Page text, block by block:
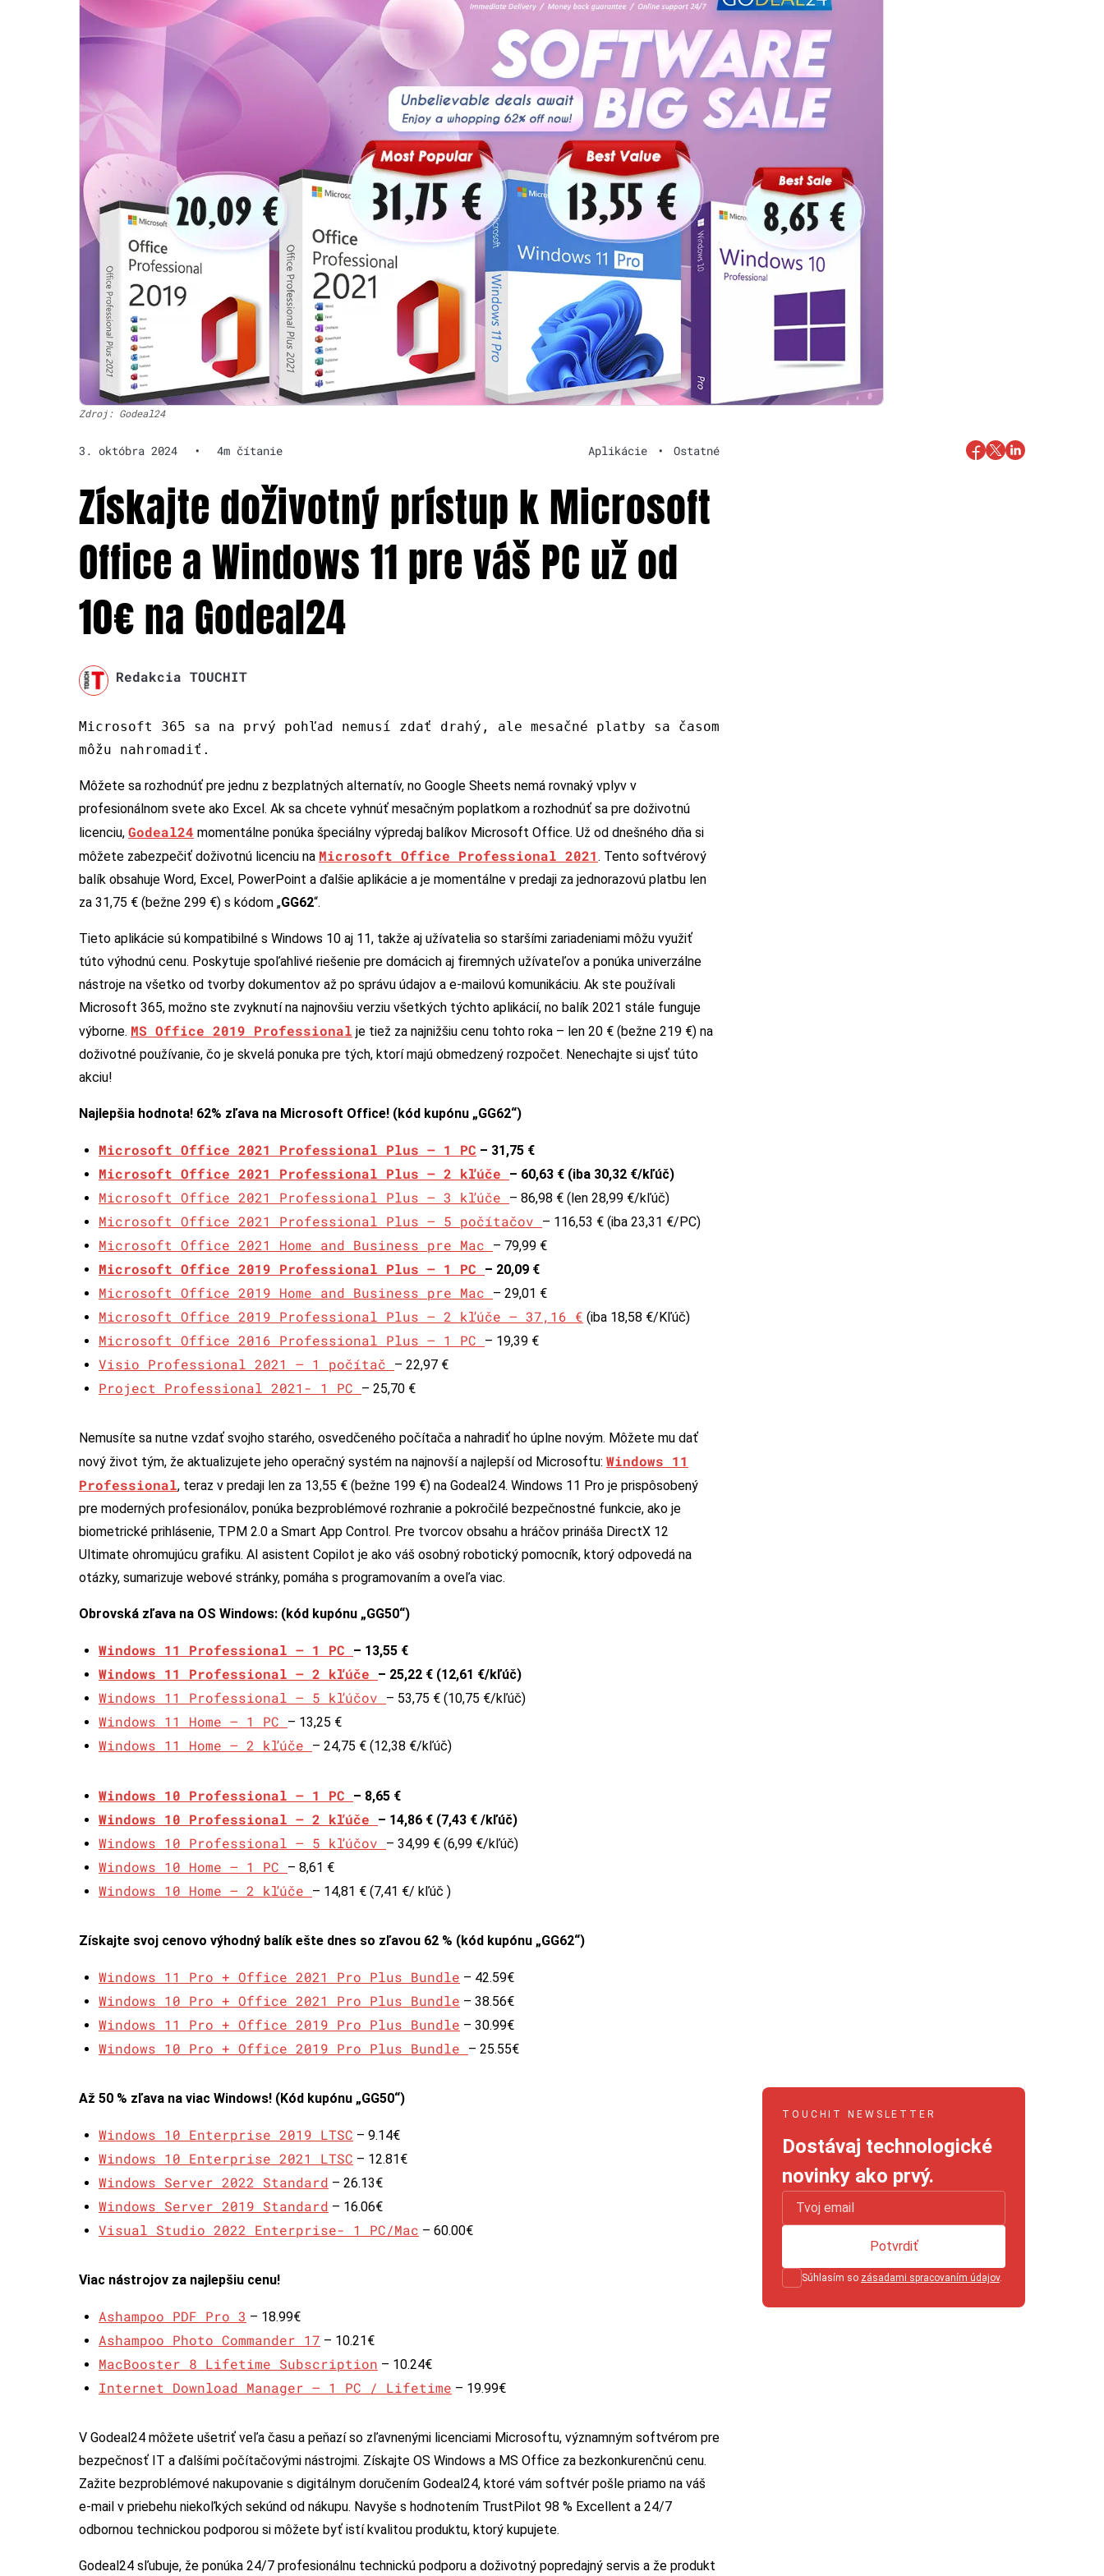
Zdroj: Godeal24
3. októbra 2024 • 4m čítanie Aplikácie • Ostatné
Získajte doživotný prístup k Microsoft
Office a Windows 11 pre váš PC už od
10€ na Godeal24
Redakcia TOUCHIT
Microsoft 365 sa na prvý pohľad nemusí zdať drahý, ale mesačné platby sa časom
môžu nahromadiť.
Môžete sa rozhodnúť pre jednu z bezplatných alternatív, no Google Sheets nemá rovnaký vplyv v
profesionálnom svete ako Excel. Ak sa chcete vyhnúť mesačným poplatkom a rozhodnúť sa pre doživotnú
licenciu, Godeal24 momentálne ponúka špeciálny výpredaj balíkov Microsoft Office. Už od dnešného dňa si
môžete zabezpečiť doživotnú licenciu na Microsoft Office Professional 2021 . Tento softvérový
balík obsahuje Word, Excel, PowerPoint a ďalšie aplikácie a je momentálne v predaji za jednorazovú platbu len
za 31,75 € (bežne 299 €) s kódom „GG62“.
Tieto aplikácie sú kompatibilné s Windows 10 aj 11, takže aj užívatelia so staršími zariadeniami môžu využiť
túto výhodnú cenu. Poskytuje spoľahlivé riešenie pre domácich aj firemných užívateľov a ponúka univerzálne
nástroje na všetko od tvorby dokumentov až po správu údajov a e-mailovú komunikáciu. Ak ste používali
Microsoft 365, možno ste zvyknutí na najnovšiu verziu všetkých týchto aplikácií, no balík 2021 stále funguje
výborne. MS Office 2019 Professional je tiež za najnižšiu cenu tohto roka – len 20 € (bežne 219 €) na
doživotné používanie, čo je skvelá ponuka pre tých, ktorí majú obmedzený rozpočet. Nenechajte si ujsť túto
akciu!
Najlepšia hodnota! 62% zľava na Microsoft Office! (kód kupónu „GG62“)
Microsoft Office 2021 Professional Plus – 1 PC – 31,75 €
Microsoft Office 2021 Professional Plus – 2 kľúče – 60,63 € (iba 30,32 €/kľúč)
Microsoft Office 2021 Professional Plus – 3 kľúče – 86,98 € (len 28,99 €/kľúč)
Microsoft Office 2021 Professional Plus – 5 počítačov – 116,53 € (iba 23,31 €/PC)
Microsoft Office 2021 Home and Business pre Mac – 79,99 €
Microsoft Office 2019 Professional Plus – 1 PC – 20,09 €
Microsoft Office 2019 Home and Business pre Mac – 29,01 €
Microsoft Office 2019 Professional Plus – 2 kľúče – 37,16 € (iba 18,58 €/Kľúč)
Microsoft Office 2016 Professional Plus – 1 PC – 19,39 €
Visio Professional 2021 – 1 počítač – 22,97 €
Project Professional 2021- 1 PC – 25,70 €
Nemusíte sa nutne vzdať svojho starého, osvedčeného počítača a nahradiť ho úplne novým. Môžete mu dať
nový život tým, že aktualizujete jeho operačný systém na najnovší a najlepší od Microsoftu: Windows 11
Professional, teraz v predaji len za 13,55 € (bežne 199 €) na Godeal24. Windows 11 Pro je prispôsobený
pre moderných profesionálov, ponúka bezproblémové rozhranie a pokročilé bezpečnostné funkcie, ako je
biometrické prihlásenie, TPM 2.0 a Smart App Control. Pre tvorcov obsahu a hráčov prináša DirectX 12
Ultimate ohromujúcu grafiku. AI asistent Copilot je ako váš osobný robotický pomocník, ktorý odpovedá na
otázky, sumarizuje webové stránky, pomáha s programovaním a oveľa viac.
Obrovská zľava na OS Windows: (kód kupónu „GG50“)
Windows 11 Professional – 1 PC – 13,55 €
Windows 11 Professional – 2 kľúče – 25,22 € (12,61 €/kľúč)
Windows 11 Professional – 5 kľúčov – 53,75 € (10,75 €/kľúč)
Windows 11 Home – 1 PC – 13,25 €
Windows 11 Home – 2 kľúče – 24,75 € (12,38 €/kľúč)
Windows 10 Professional – 1 PC – 8,65 €
Windows 10 Professional – 2 kľúče – 14,86 € (7,43 € /kľúč)
Windows 10 Professional – 5 kľúčov – 34,99 € (6,99 €/kľúč)
Windows 10 Home – 1 PC – 8,61 €
Windows 10 Home – 2 kľúče – 14,81 € (7,41 €/ kľúč )
Získajte svoj cenovo výhodný balík ešte dnes so zľavou 62 % (kód kupónu „GG62“)
Windows 11 Pro + Office 2021 Pro Plus Bundle – 42.59€
Windows 10 Pro + Office 2021 Pro Plus Bundle – 38.56€
Windows 11 Pro + Office 2019 Pro Plus Bundle – 30.99€
Windows 10 Pro + Office 2019 Pro Plus Bundle – 25.55€
Až 50 % zľava na viac Windows! (Kód kupónu „GG50“)
Windows 10 Enterprise 2019 LTSC – 9.14€
Windows 10 Enterprise 2021 LTSC – 12.81€
Windows Server 2022 Standard – 26.13€
Windows Server 2019 Standard – 16.06€
Visual Studio 2022 Enterprise- 1 PC/Mac – 60.00€
Viac nástrojov za najlepšiu cenu!
Ashampoo PDF Pro 3 – 18.99€
Ashampoo Photo Commander 17 – 10.21€
MacBooster 8 Lifetime Subscription – 10.24€
Internet Download Manager – 1 PC / Lifetime – 19.99€
V Godeal24 môžete ušetriť veľa času a peňazí so zľavnenými licenciami Microsoftu, významným softvérom pre
bezpečnosť IT a ďalšími počítačovými nástrojmi. Získajte OS Windows a MS Office za bezkonkurenčnú cenu.
Zažite bezproblémové nakupovanie s digitálnym doručením Godeal24, ktoré vám softvér pošle priamo na váš
e-mail v priebehu niekoľkých sekúnd od nákupu. Navyše s hodnotením TrustPilot 98 % Excellent a 24/7
odbornou technickou podporou si môžete byť istí kvalitou produktu, ktorý kupujete.
Godeal24 sľubuje, že ponúka 24/7 profesionálnu technickú podporu a doživotný popredajný servis a že produkt
TOUCHIT NEWSLETTER
Dostávaj technologické
novinky ako prvý.
Súhlasím so zásadami spracovaním údajov.
Potvrdiť